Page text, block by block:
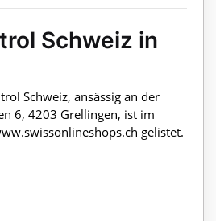
Schweiz in
Schweiz, ansässig an der
6, 4203 Grellingen, ist im
gelistet.